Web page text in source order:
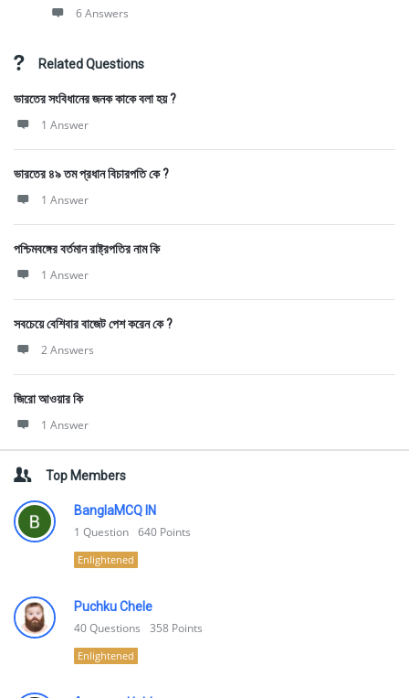
6 Answers
Related Questions
ভারতের সংবিধানের জনক কাকে বলা হয় ?
1 Answer
ভারতের ৪৯ তম প্রধান বিচারপতি কে ?
1 Answer
পশ্চিমবঙ্গের বর্তমান রাষ্ট্রপতির নাম কি
1 Answer
সবচেয়ে বেশিবার বাজেট পেশ করেন কে ?
2 Answers
জিরো আওয়ার কি
1 Answer
Top Members
BanglaMCQ IN
1 Question 640 Points
Enlightened
Puchku Chele
40Questions 358 Points
Enlightened